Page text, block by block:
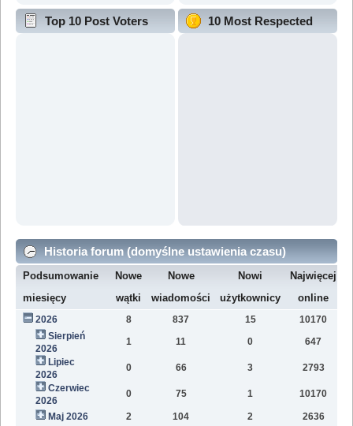
Top 10 Post Voters 10 Most Respected
Historia forum (domyślne ustawienia czasu)
Podsumowanie
miesięcy
Nowe
wątki
Nowe
wiadomości
Nowi
użytkownicy
Najwięcej
online
2026 8 837 15 10170
Sierpień
2026
1 11 0 647
Lipiec
2026
0 66 3 2793
Czerwiec
2026
0 75 1 10170
Maj 2026 2 104 2 2636